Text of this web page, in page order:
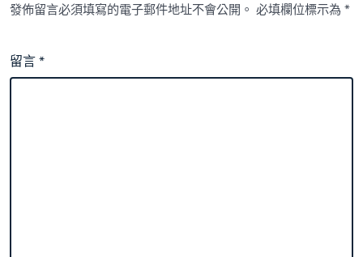
發佈留言必須填寫的電子郵件地址不會公開。 必填欄位標示為*
留言*